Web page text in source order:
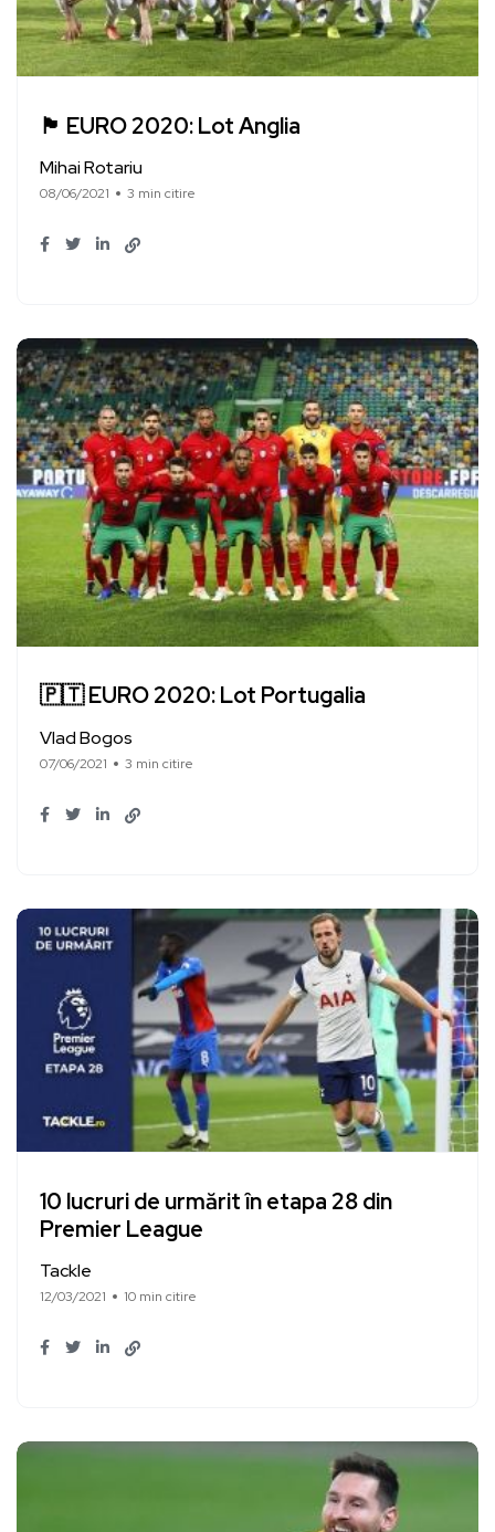
🏴󠁧󠁢󠁥󠁮󠁧󠁿 EURO 2020: Lot Anglia
Mihai Rotariu
08/06/2021 3 min citire
🇵🇹 EURO 2020: Lot Portugalia
Vlad Bogos
07/06/2021 3 min citire
10 lucruri de urmărit în etapa 28 din
Premier League
Tackle
12/03/2021 10 min citire